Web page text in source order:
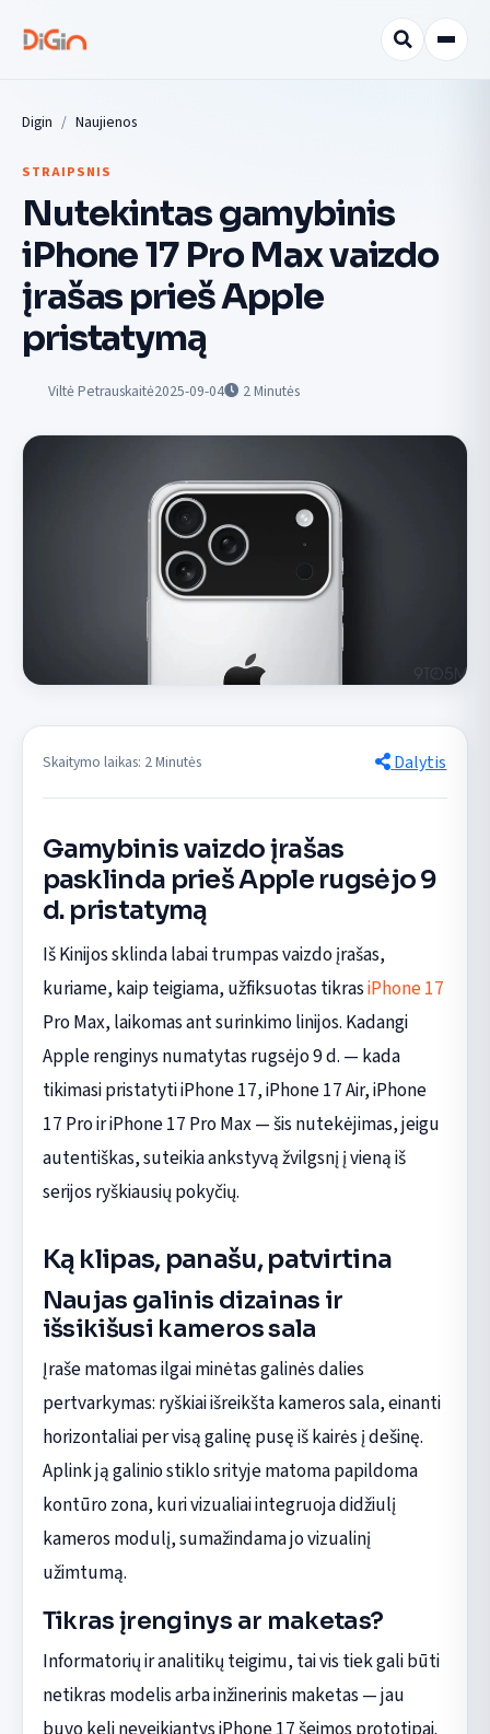
Digin Naujienos
STRAIPSNIS
Nutekintas gamybinis
iPhone 17 Pro Max vaizdo
įrašas prieš Apple
pristatymą
Viltė Petrauskaitė2025-09-04 2Minutės
Skaitymo laikas: 2 Minutės Dalytis
Gamybinis vaizdo įrašas
pasklinda prieš Apple rugsėjo 9
d. pristatymą
Iš Kinijos sklinda labai trumpas vaizdo įrašas,
kuriame, kaip teigiama, užfiksuotas tikrasiPhone 17
Pro Max, laikomas ant surinkimo linijos. Kadangi
Apple renginys numatytas rugsėjo 9 d. — kada
tikimasi pristatyti iPhone 17, iPhone 17 Air, iPhone
17 Pro ir iPhone 17 Pro Max — šis nutekėjimas, jeigu
autentiškas, suteikia ankstyvą žvilgsnį į vieną iš
serijos ryškiausių pokyčių.
Ką klipas, panašu, patvirtina
Naujas galinis dizainas ir
išsikišusi kameros sala
Įraše matomas ilgai minėtas galinės dalies
pertvarkymas: ryškiai išreikšta kameros sala, einanti
horizontaliai per visą galinę pusę iš kairės į dešinę.
Aplink ją galinio stiklo srityje matoma papildoma
kontūro zona, kuri vizualiai integruoja didžiulį
kameros modulį, sumažindama jo vizualinį
užimtumą.
Tikras įrenginys ar maketas?
Informatorių ir analitikų teigimu, tai vis tiek gali būti
netikras modelis arba inžinerinis maketas — jau